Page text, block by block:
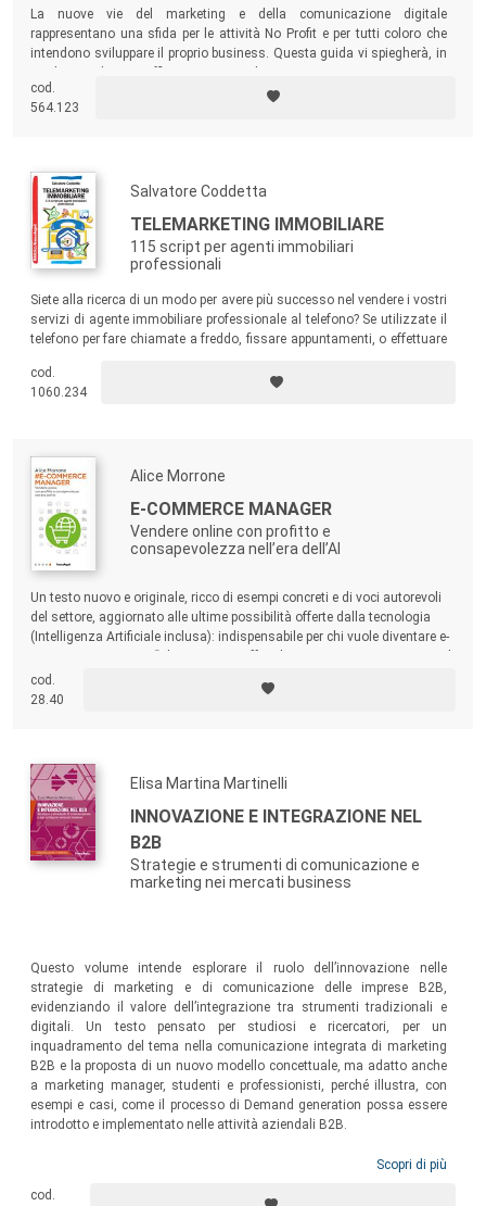
La nuove vie del marketing e della comunicazione digitale
rappresentano una sfida per le attività No Profit e per tutti coloro che
intendono sviluppare il proprio business. Questa guida vi spiegherà, in
cod.
564.123
Salvatore Coddetta
TELEMARKETING IMMOBILIARE
115 script per agenti immobiliari
professionali
Siete alla ricerca di un modo per avere più successo nel vendere i vostri
servizi di agente immobiliare professionale al telefono? Se utilizzate il
telefono per fare chiamate a freddo, fissare appuntamenti, o effettuare
cod.
1060.234
Alice Morrone
E-COMMERCE MANAGER
Vendere online con profitto e
consapevolezza nell’era dell’AI
Un testo nuovo e originale, ricco di esempi concreti e di voci autorevoli
del settore, aggiornato alle ultime possibilità offerte dalla tecnologia
(Intelligenza Artificiale inclusa): indispensabile per chi vuole diventare e-
meglio la figura chiave dell’e-commerce manager” (Davide Casaleggio,
CEO Casaleggio e Associati).
cod.
28.40
Elisa Martina Martinelli
INNOVAZIONE E INTEGRAZIONE NEL
B2B
Strategie e strumenti di comunicazione e
marketing nei mercati business
Questo volume intende esplorare il ruolo dell’innovazione nelle
strategie di marketing e di comunicazione delle imprese B2B,
evidenziando il valore dell’integrazione tra strumenti tradizionali e
digitali. Un testo pensato per studiosi e ricercatori, per un
inquadramento del tema nella comunicazione integrata di marketing
B2B e la proposta di un nuovo modello concettuale, ma adatto anche
a marketing manager, studenti e professionisti, perché illustra, con
esempi e casi, come il processo di Demand generation possa essere
introdotto e implementato nelle attività aziendali B2B.
Scopri di più
cod.